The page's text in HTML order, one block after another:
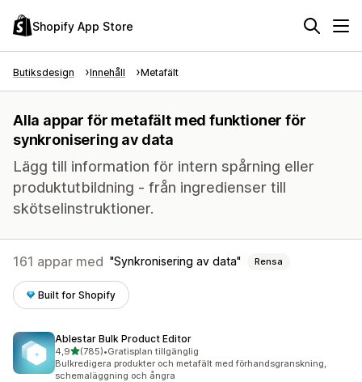
Shopify App Store
Butiksdesign Innehåll Metafält
Alla appar för metafält med funktioner för
synkronisering av data
Lägg till information för intern spårning eller
produktutbildning - från ingredienser till
skötselinstruktioner.
161 appar med Synkronisering av data Rensa
Built for Shopify
Ablestar Bulk Product Editor
4,9av 5 stjärnor
(785)
785 recensioner totalt
•Gratisplan tillgänglig
Bulkredigera produkter och metafält med förhandsgranskning,
schemaläggning och ångra